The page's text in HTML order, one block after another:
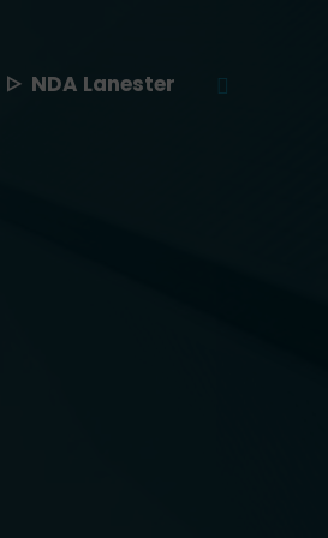
NDA Lanester
Recherche